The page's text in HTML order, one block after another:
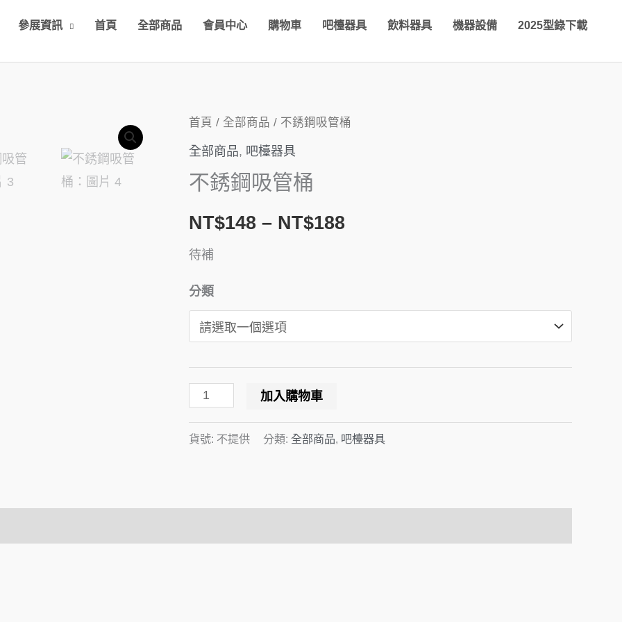
參展資訊 首頁 全部商品 會員中心 購物車 吧檯器具 飲料器具 機器設備 2025型錄下載
首頁 / 全部商品 / 不銹鋼吸管桶
全部商品, 吧檯器具
不銹鋼吸管桶
NT$148 – NT$188
價
NT$188
待補
分類
不
銹
吸
管
數
量
加入購物車
貨號: 不提供 分類: 全部商品, 吧檯器具